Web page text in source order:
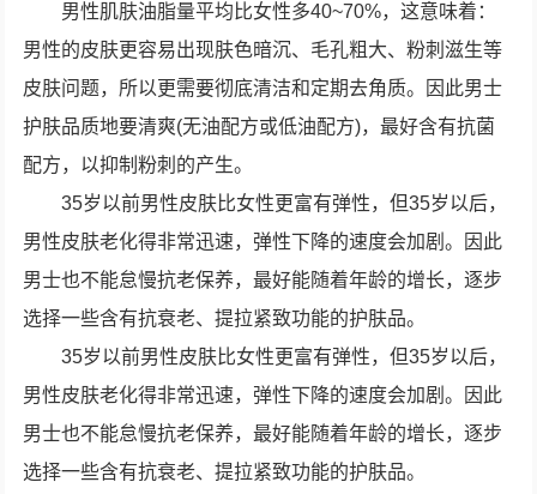
男性肌肤油脂量平均比女性多40~70%，这意味着：
男性的皮肤更容易出现肤色暗沉、毛孔粗大、粉刺滋生等
皮肤问题，所以更需要彻底清洁和定期去角质。因此男士
护肤品质地要清爽(无油配方或低油配方)，最好含有抗菌
配方，以抑制粉刺的产生。
35岁以前男性皮肤比女性更富有弹性，但35岁以后，
男性皮肤老化得非常迅速，弹性下降的速度会加剧。因此
男士也不能怠慢抗老保养，最好能随着年龄的增长，逐步
选择一些含有抗衰老、提拉紧致功能的护肤品。
35岁以前男性皮肤比女性更富有弹性，但35岁以后，
男性皮肤老化得非常迅速，弹性下降的速度会加剧。因此
男士也不能怠慢抗老保养，最好能随着年龄的增长，逐步
选择一些含有抗衰老、提拉紧致功能的护肤品。